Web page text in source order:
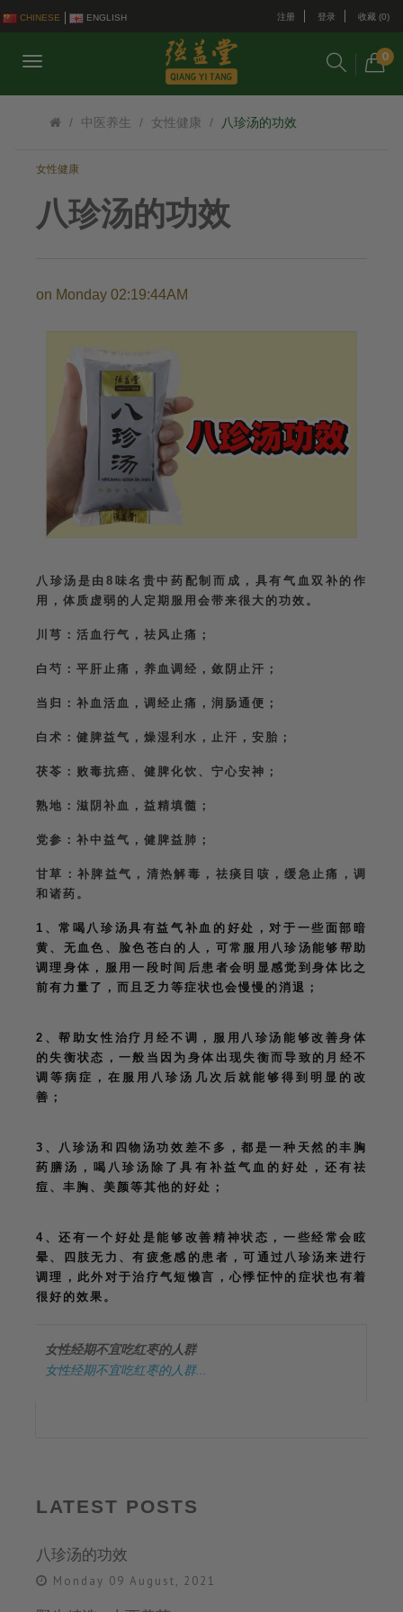
CHINESE ENGLISH 注册 登录 收藏 (0)
0
中医养生 女性健康 八珍汤的功效
女性健康
八珍汤的功效
on Monday 02:19:44AM
八珍汤是由8味名贵中药配制而成，具有气血双补的作
用，体质虚弱的人定期服用会带来很大的功效。
川芎：活血行气，祛风止痛；
白芍：平肝止痛，养血调经，敛阴止汗；
当归：补血活血，调经止痛，润肠通便；
白术：健脾益气，燥湿利水，止汗，安胎；
茯苓：败毒抗癌、健脾化饮、宁心安神；
熟地：滋阴补血，益精填髓；
党参：补中益气，健脾益肺；
甘草：补脾益气，清热解毒，祛痰目咳，缓急止痛，调
和诸药。
1、常喝八珍汤具有益气补血的好处，对于一些面部暗
黄、无血色、脸色苍白的人，可常服用八珍汤能够帮助
调理身体，服用一段时间后患者会明显感觉到身体比之
前有力量了，而且乏力等症状也会慢慢的消退；
2、帮助女性治疗月经不调，服用八珍汤能够改善身体
的失衡状态，一般当因为身体出现失衡而导致的月经不
调等病症，在服用八珍汤几次后就能够得到明显的改
善；
3、八珍汤和四物汤功效差不多，都是一种天然的丰胸
药膳汤，喝八珍汤除了具有补益气血的好处，还有祛
痘、丰胸、美颜等其他的好处；
4、还有一个好处是能够改善精神状态，一些经常会眩
晕、四肢无力、有疲惫感的患者，可通过八珍汤来进行
调理，此外对于治疗气短懒言，心悸怔忡的症状也有着
很好的效果。
女性经期不宜吃红枣的人群
女性经期不宜吃红枣的人群...
LATEST POSTS
八珍汤的功效
Monday 09 August, 2021